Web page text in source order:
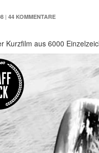
| 44 KOMMENTARE
Kurzfilm aus 6000